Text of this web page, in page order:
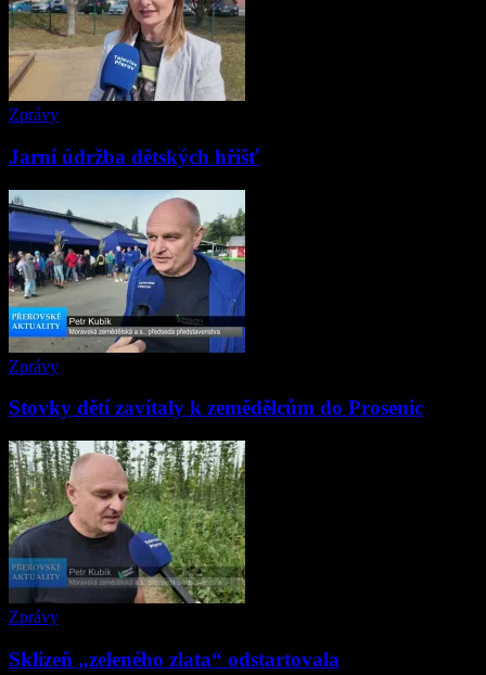
Zprávy
Jarní údržba dětských hřišť
Zprávy
Stovky dětí zavítaly k zemědělcům do Prosenic
Zprávy
Sklizeň „zeleného zlata“ odstartovala